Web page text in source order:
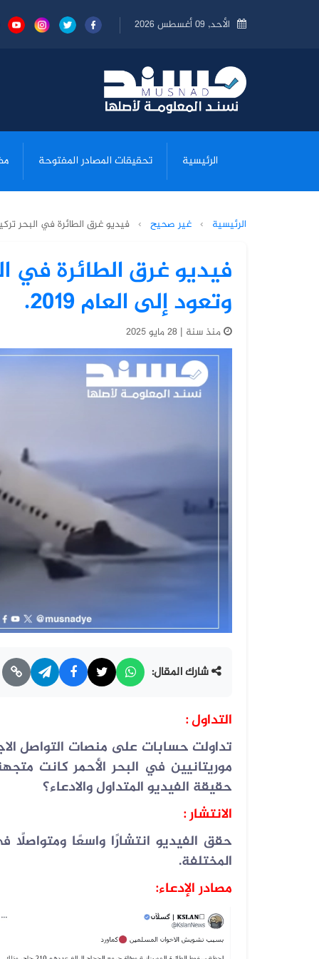
الأحد, 09 أغسطس 2026
الرئيسية تحقيقات المصادر المفتوحة
الرئيسية › غير صحيح › فيديو غرق الطائرة في البحر
فيديو غرق الطائرة في
وتعود إلى العام 2019.
منذ سنة | 28 مايو 2025
شارك المقال:
التداول:
تداولت حسابات على منصات التواصل
حقيقة الفيديو المتداول والادعاء؟
الانتشار:
حقق الفيديو انتشارًا واسعًا
المختلفة.
مصادر الإدعاء: